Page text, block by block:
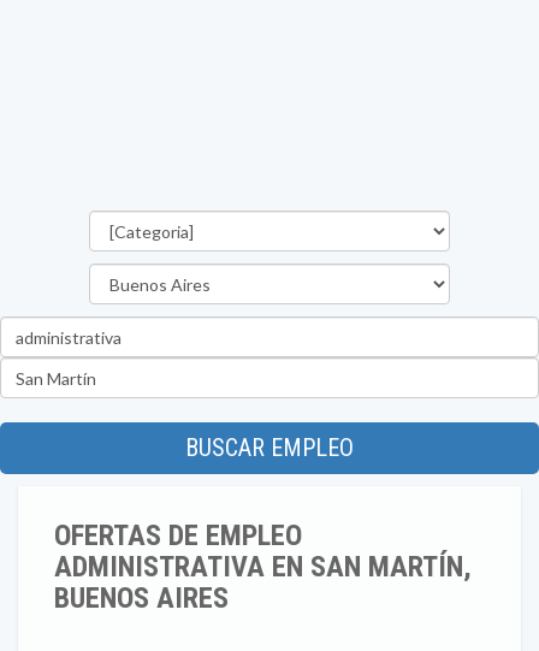
BUSCAR EMPLEO
OFERTAS DE EMPLEO
ADMINISTRATIVA EN SAN MARTÍN,
BUENOS AIRES